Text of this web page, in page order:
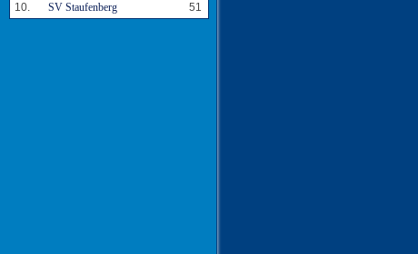
10.
SV Staufenberg 51